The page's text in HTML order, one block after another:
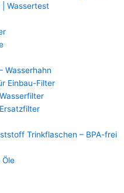
Wassertest
Wasserhahn
Einbau-Filter
Trinkflaschen – BPA-frei